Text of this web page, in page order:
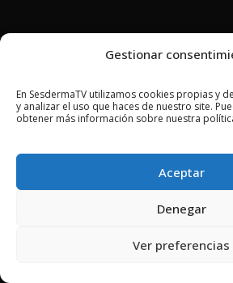
Gestionar
En SesdermaTV utilizamos cookies propias y
y analizar el uso que haces de nuestro site.
obtener más información sobre nuestra
Aceptar
Denegar
Ver preferencias
2018 © Copyright
AVISO
POLÍTICA DE PRIVACIDAD